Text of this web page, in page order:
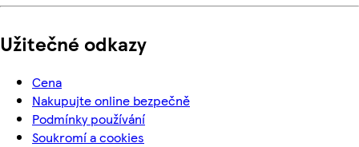
Užitečné odkazy
Cena
Nakupujte online bezpečně
Podmínky používání
Soukromí a cookies